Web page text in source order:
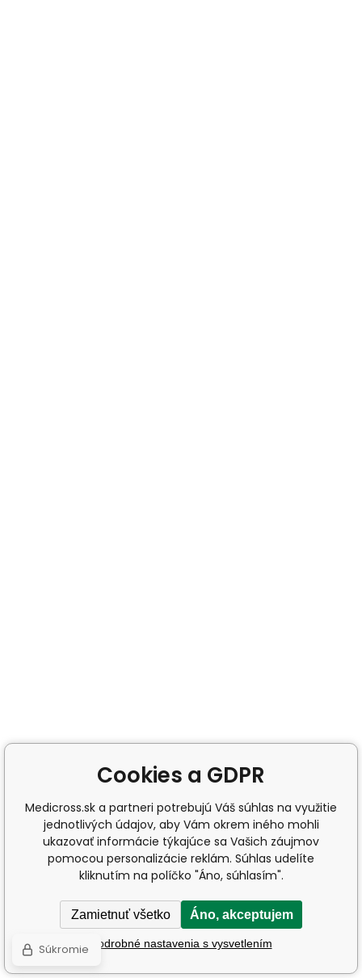
Cookies a GDPR
Medicross.sk a partneri potrebujú Váš súhlas na využitie
jednotlivých údajov, aby Vám okrem iného mohli
ukazovať informácie týkajúce sa Vašich záujmov
pomocou personalizácie reklám. Súhlas udelíte
kliknutím na políčko "Áno, súhlasím".
Zamietnuť všetko Áno, akceptujem
Podrobné nastavenia s vysvetlením
Súkromie